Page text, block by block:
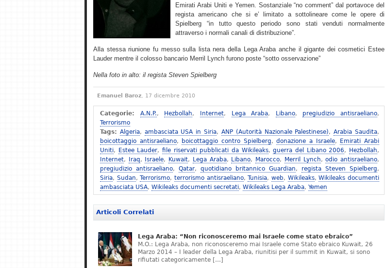
Emirati Arabi Uniti e Yemen. Sostanziale “no comment” dal portavoce del
regista americano che si e’ limitato a sottolineare come le opere di
Spielberg “in tutto questo periodo sono stati venduti normalmente
attraverso i normali canali di distribuzione”.
Alla stessa riunione fu messo sulla lista nera della Lega Araba anche il gigante dei cosmetici Estee
Lauder mentre il colosso bancario Merril Lynch furono poste “sotto osservazione”
Nella foto in alto: il regista Steven Spielberg
Emanuel Baroz, 17 dicembre 2010
Categorie: A.N.P., Hezbollah, Internet, Lega Araba, Libano, pregiudizio antisraeliano,
Terrorismo
Tags: Algeria, ambasciata USA in Siria, ANP (Autorità Nazionale Palestinese),Arabia Saudita,
boicottaggio antisraeliano, boicottaggio contro Spielberg,donazione a Israele,
Emirati Arabi
Uniti, Estee Lauder,file riservati pubblicati da Wikileaks,guerra del Libano 2006, Hezbollah,
Internet, Iraq, Israele, Kuwait, Lega Araba, Libano, Marocco, Merril Lynch,odio antisraeliano,
pregiudizio antisraeliano, Qatar, quotidiano britannico Guardian, regista Steven Spielberg,
Siria, Sudan,Terrorismo,terrorismo antisraeliano,Tunisia,web, Wikileaks,Wikileaks documenti
ambasciata USA, Wikileaks documenti secretati, Wikileaks Lega Araba, Yemen
Articoli Correlati
Lega Araba: “Non riconosceremo mai Israele come stato ebraico”
M.O.: Lega Araba, non riconosceremo mai Israele come Stato ebraico Kuwait, 26
Marzo 2014 – I leader della Lega Araba, riunitisi per il summit in Kuwait, si sono
rifiutati categoricamente […]